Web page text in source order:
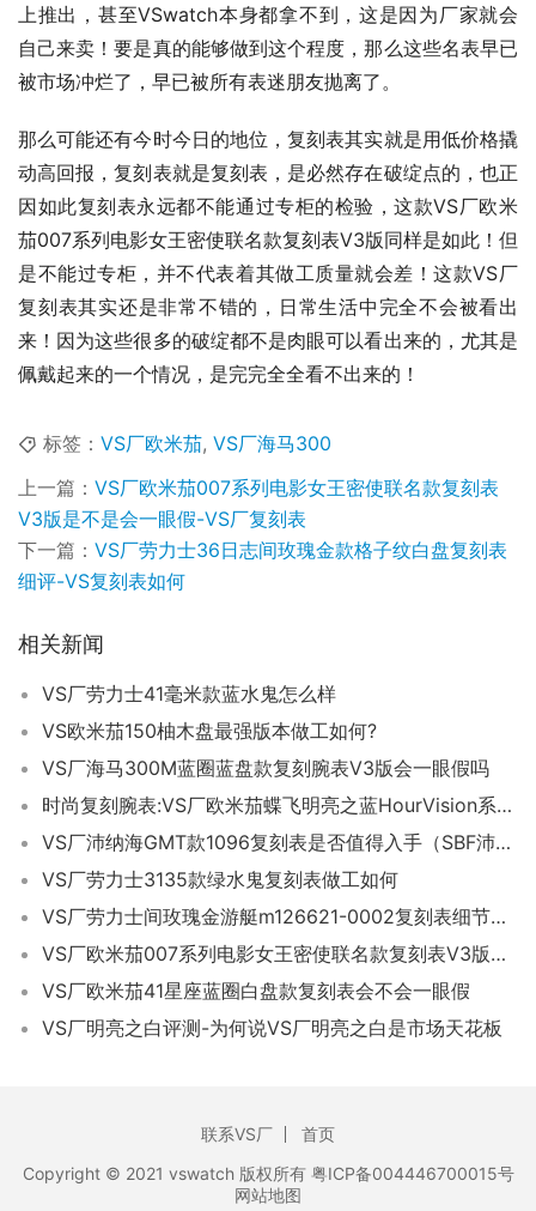
上推出，甚至VSwatch本身都拿不到，这是因为厂家就会
自己来卖！要是真的能够做到这个程度，那么这些名表早已
被市场冲烂了，早已被所有表迷朋友抛离了。
那么可能还有今时今日的地位，复刻表其实就是用低价格撬
动高回报，复刻表就是复刻表，是必然存在破绽点的，也正
因如此复刻表永远都不能通过专柜的检验，这款VS厂欧米
茄007系列电影女王密使联名款复刻表V3版同样是如此！但
是不能过专柜，并不代表着其做工质量就会差！这款VS厂
复刻表其实还是非常不错的，日常生活中完全不会被看出
来！因为这些很多的破绽都不是肉眼可以看出来的，尤其是
佩戴起来的一个情况，是完完全全看不出来的！
标签： VS厂欧米茄, VS厂海马300
上一篇： VS厂欧米茄007系列电影女王密使联名款复刻表
V3版是不是会一眼假-VS厂复刻表
下一篇： VS厂劳力士36日志间玫瑰金款格子纹白盘复刻表
细评-VS复刻表如何
相关新闻
VS厂劳力士41毫米款蓝水鬼怎么样
VS欧米茄150柚木盘最强版本做工如何?
VS厂海马300M蓝圈蓝盘款复刻腕表V3版会一眼假吗
时尚复刻腕表:VS厂欧米茄蝶飞明亮之蓝HourVision系列与正品对比
VS厂沛纳海GMT款1096复刻表是否值得入手（SBF沛纳海1096如何）
VS厂劳力士3135款绿水鬼复刻表做工如何
VS厂劳力士间玫瑰金游艇m126621-0002复刻表细节评测-VS复刻表如何
VS厂欧米茄007系列电影女王密使联名款复刻表V3版是不是会一眼假-VS厂复刻表
VS厂欧米茄41星座蓝圈白盘款复刻表会不会一眼假
VS厂明亮之白评测-为何说VS厂明亮之白是市场天花板
联系VS厂
首页
Copyright © 2021 vswatch 版权所有 粤ICP备004446700015号
网站地图